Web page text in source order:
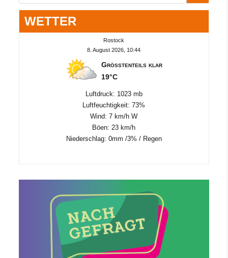
WETTER
Rostock
8. August 2026, 10:44
Größtenteils klar
19°C
Luftdruck: 1023 mb
Luftfeuchtigkeit: 73%
Wind: 7 km/h W
Böen: 23 km/h
Niederschlag: 0mm /3% / Regen